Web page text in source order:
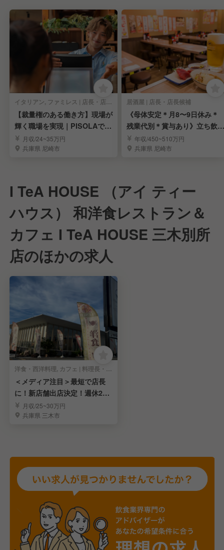
イタリアン, ファミレス | 店長・店長候補
【裁量権のある働き方】現場が
輝く職場を実現｜PISOLAで店
長候補募集
月収/24~35万円
兵庫県 尼崎市
居酒屋 | 店長・店長候補
《母体安定＊月8〜9日休み＊
残業代別＊賞与あり》立ち飲み
居酒屋「晩杯屋」
年収/450~510万円
兵庫県 尼崎市
I TeA HOUSE （アイ ティー
ハウス） 和洋食レストラン＆
カフェ I TeA HOUSE 三木別所
店のほかの求人
洋食・西洋料理, カフェ | 料理長・料理長候補
＜メディア注目＞最短で店長
に！新店舗出店決定！週休2日
も魅力！
月収/25~30万円
兵庫県 三木市